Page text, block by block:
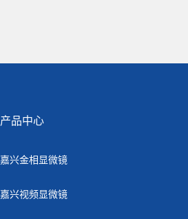
产品中心
嘉兴金相显微镜
嘉兴视频显微镜